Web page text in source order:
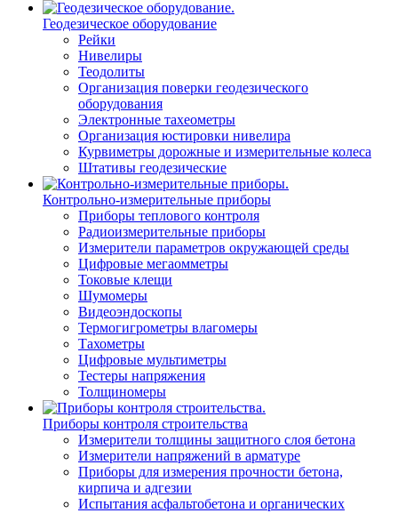
Геодезическое оборудование
Рейки
Нивелиры
Теодолиты
Организация поверки геодезического
оборудования
Электронные тахеометры
Организация юстировки нивелира
Курвиметры дорожные и измерительные колеса
Штативы геодезические
Контрольно-измерительные приборы
Приборы теплового контроля
Радиоизмерительные приборы
Измерители параметров окружающей среды
Цифровые мегаомметры
Токовые клещи
Шумомеры
Видеоэндоскопы
Термогигрометры влагомеры
Тахометры
Цифровые мультиметры
Тестеры напряжения
Толщиномеры
Приборы контроля строительства
Измерители толщины защитного слоя бетона
Измерители напряжений в арматуре
Приборы для измерения прочности бетона,
кирпича и адгезии
Испытания асфальтобетона и органических